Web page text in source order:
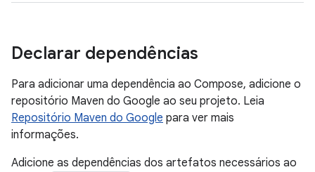
Declarar dependências
Para adicionar uma dependência ao Compose, adicione o
repositório Maven do Google ao seu projeto. Leia
Repositório Maven do Google para ver mais
informações.
Adicione as dependências dos artefatos necessários ao